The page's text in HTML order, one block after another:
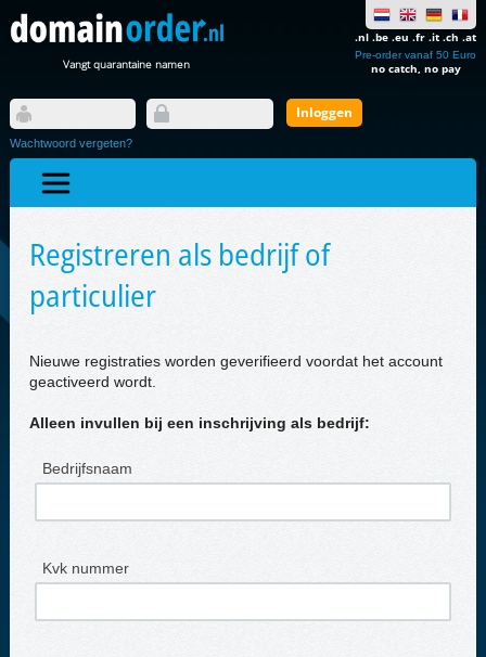
Vangt quarantaine namen
.nl .be .eu .fr .it .ch .at
Pre-order vanaf 50 Euro
no catch, no pay
Wachtwoord vergeten?
Registreren als bedrijf of
particulier
Nieuwe registraties worden geverifieerd voordat het account
geactiveerd wordt.
Alleen invullen bij een inschrijving als bedrijf:
Bedrijfsnaam
Kvk nummer